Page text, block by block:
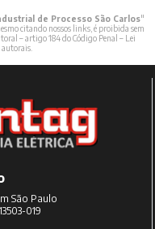
de Processo São Carlos"
citando nossos links, é proibida sem
– artigo 184 do Código Penal –
Lei
autorais.
São Paulo
019